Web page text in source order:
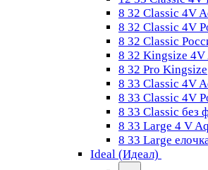
8 32 Classic 4V
8 32 Classic 4V
8 32 Classic
8 32 Kingsize 4V
8 32 Pro Kingsize
8 33 Classic 4V
8 33 Classic 4V
8 33 Classic без
8 33 Large 4 V
8 33 Large
Ideal (Идеал)